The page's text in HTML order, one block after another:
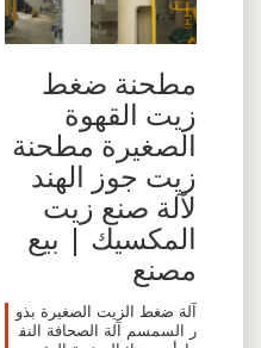
مطحنة ضغط
زيت القهوة
الصغيرة مطحنة
زيت جوز الهند
لآلة صنع زيت
المكسيك | بيع
مصنع
آلة ضغط الزيت الصغيرة بذو
ر السمسم آلة الصحافة النف